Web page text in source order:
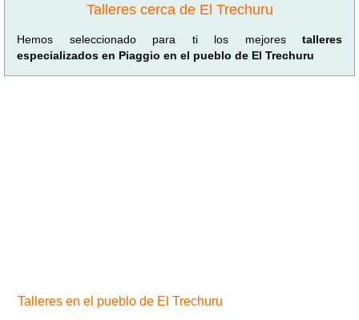
Talleres cerca de El Trechuru
Hemos seleccionado para ti los mejores talleres
especializados en Piaggio en el pueblo de El Trechuru
Talleres en el pueblo de El Trechuru